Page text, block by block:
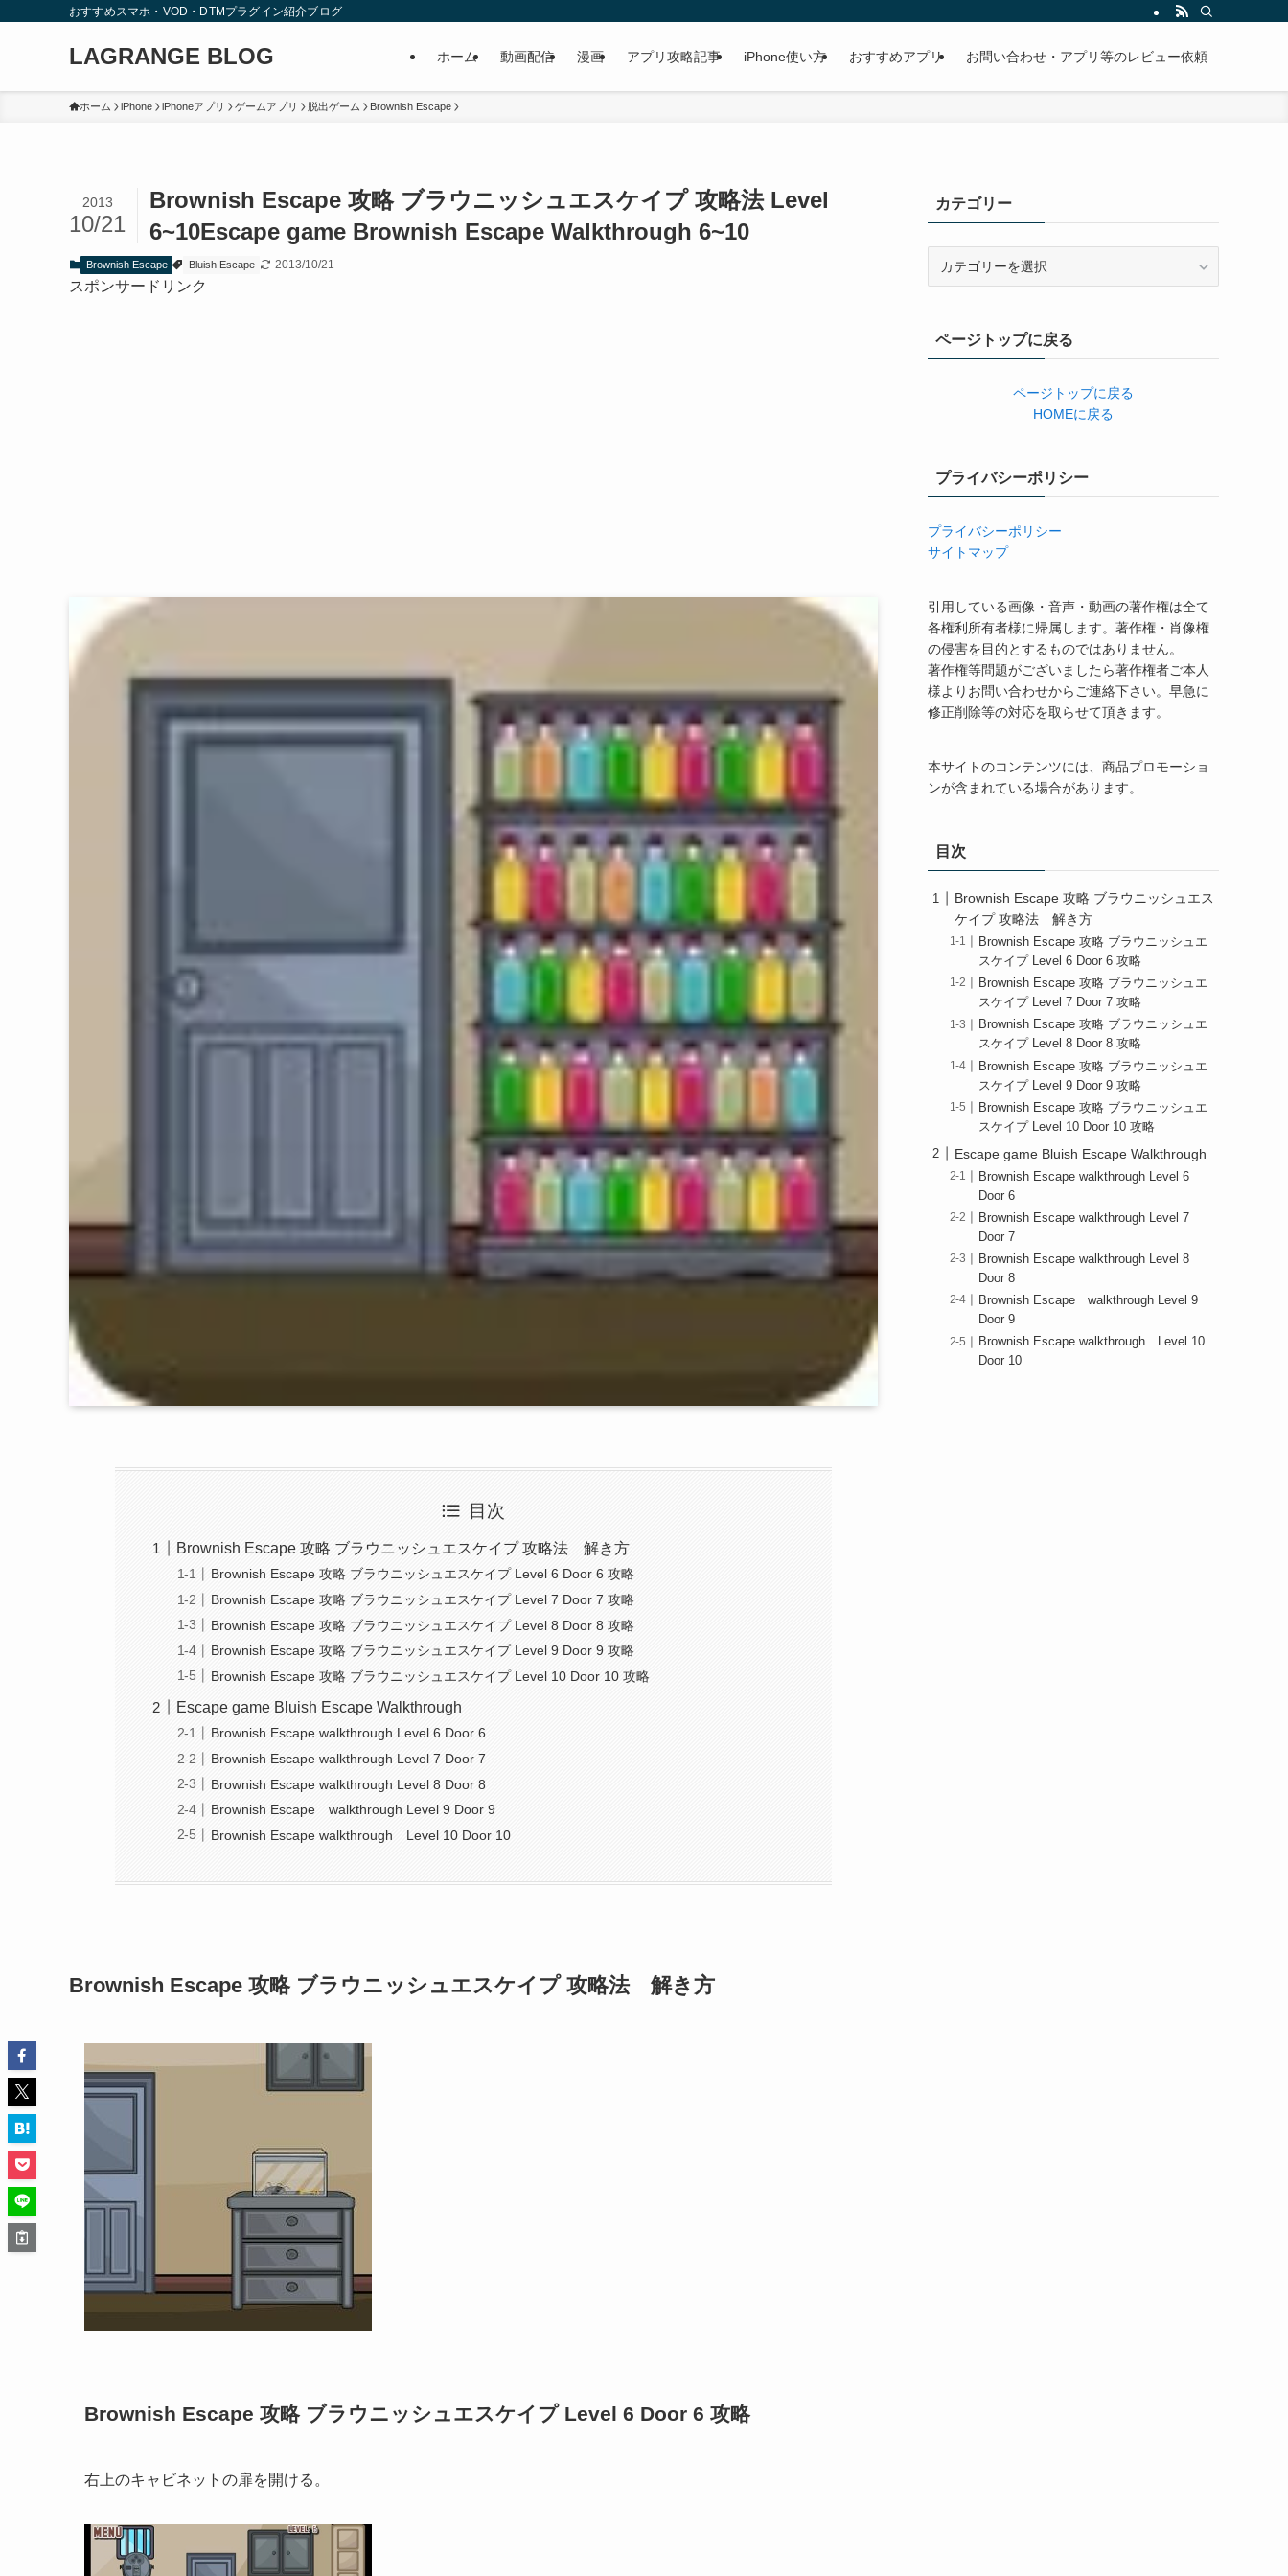
おすすめスマホ・VOD・DTMプラグイン紹介ブログ
LAGRANGE BLOG ホーム 動画配信 漫画 アプリ攻略記事 iPhone使い方 おすすめアプリ お問い合わせ・アプリ等のレビュー依頼
ホーム iPhone iPhoneアプリ ゲームアプリ 脱出ゲーム Brownish Escape
Brownish Escape 攻略 ブラウニッシュエスケイプ 攻略法 Level
6~10Escape game Brownish Escape Walkthrough 6~10
2013
10/21
Brownish Escape Bluish Escape 2013/10/21
スポンサードリンク
目次
Brownish Escape 攻略 ブラウニッシュエスケイプ 攻略法 解き方
Brownish Escape 攻略 ブラウニッシュエスケイプ Level 6 Door 6 攻略
Brownish Escape 攻略 ブラウニッシュエスケイプ Level 7 Door 7 攻略
Brownish Escape 攻略 ブラウニッシュエスケイプ Level 8 Door 8 攻略
Brownish Escape 攻略 ブラウニッシュエスケイプ Level 9 Door 9 攻略
Brownish Escape 攻略 ブラウニッシュエスケイプ Level 10 Door 10 攻略
Escape game Bluish Escape Walkthrough
Brownish Escape walkthrough Level 6 Door 6
Brownish Escape walkthrough Level 7 Door 7
Brownish Escape walkthrough Level 8 Door 8
Brownish Escape walkthrough Level 9 Door 9
Brownish Escape walkthrough Level 10 Door 10
Brownish Escape 攻略 ブラウニッシュエスケイプ 攻略法 解き方
Brownish Escape 攻略 ブラウニッシュエスケイプ Level 6 Door 6 攻略
右上のキャビネットの扉を開ける。
カテゴリー
ーページトップに戻る
ページトップに戻る
HOMEに戻る
プライバシーポリシー
プライバシーポリシー
サイトマップ
引用している画像・音声・動画の著作権は全て
各権利所有者様に帰属します。著作権・肖像権
の侵害を目的とするものではありません。
著作権等問題がございましたら著作権者ご本人
様よりお問い合わせからご連絡下さい。早急に
修正削除等の対応を取らせて頂きます。
本サイトのコンテンツには、商品プロモーショ
ンが含まれている場合があります。
目次
Brownish Escape 攻略 ブラウニッシュエス
ケイプ 攻略法 解き方
Brownish Escape 攻略 ブラウニッシュエ
スケイプ Level 6 Door 6 攻略
Brownish Escape 攻略 ブラウニッシュエ
スケイプ Level 7 Door 7 攻略
Brownish Escape 攻略 ブラウニッシュエ
スケイプ Level 8 Door 8 攻略
Brownish Escape 攻略 ブラウニッシュエ
スケイプ Level 9 Door 9 攻略
Brownish Escape 攻略 ブラウニッシュエ
スケイプ Level 10 Door 10 攻略
Escape game Bluish Escape Walkthrough
Brownish Escape walkthrough Level 6
Door 6
Brownish Escape walkthrough Level 7
Door 7
Brownish Escape walkthrough Level 8
Door 8
Brownish Escape walkthrough Level 9
Door 9
Brownish Escape walkthrough Level 10
Door 10